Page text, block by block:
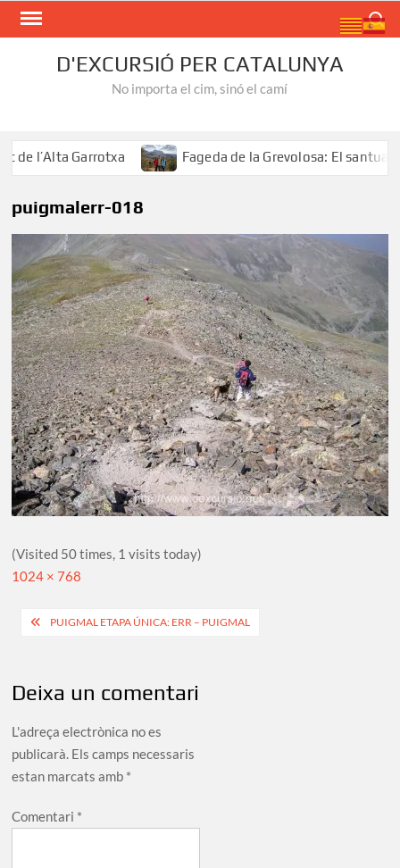
Skip
D'EXCURSIÓ PER CATALUNYA
No importa el cim, sinó el camí
l’Alta Garrotxa Fageda de la Grevolosa: El santuari
puigmalerr-018
(Visited 50 times, 1 visits today)
Full
1024 × 768
Navegació
PUIGMAL ETAPA ÚNICA: ERR – PUIGMAL
Deixa un comentari
L'adreça electrònica no es
publicarà. Els camps necessaris
estan marcats amb *
Comentari *